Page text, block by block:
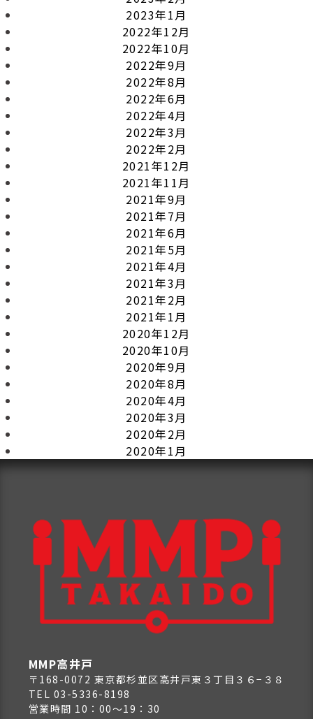
2023年1月
2022年12月
2022年10月
2022年9月
2022年8月
2022年6月
2022年4月
2022年3月
2022年2月
2021年12月
2021年11月
2021年9月
2021年7月
2021年6月
2021年5月
2021年4月
2021年3月
2021年2月
2021年1月
2020年12月
2020年10月
2020年9月
2020年8月
2020年4月
2020年3月
2020年2月
2020年1月
MMP高井戸
〒168-0072 東京都杉並区高井戸東３丁目３６−３８
TEL 03-5336-8198
営業時間 10：00～19：30